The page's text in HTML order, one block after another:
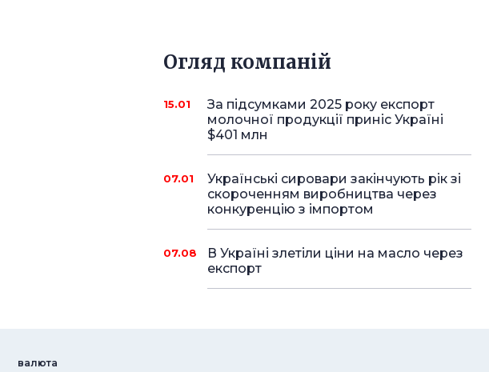
Огляд компаній
15.01
За підсумками 2025 року експорт
молочної продукції приніс Україні
$401 млн
07.01
Українські сировари закінчують рік зі
скороченням виробництва через
конкуренцію з імпортом
07.08
В Україні злетіли ціни на масло через
експорт
валюта